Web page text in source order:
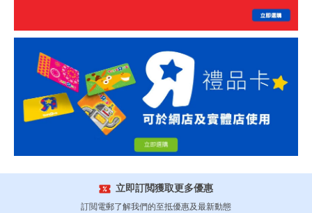
立即訂閲獲取更多優惠
訂閲電郵了解我們的至抵優惠及最新動態